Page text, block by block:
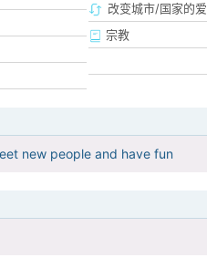
改变城市/国家的爱
宗教
new people and have fun